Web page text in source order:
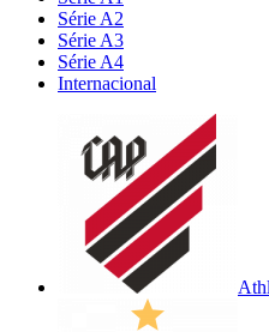
Série A2
Série A3
Série A4
Internacional